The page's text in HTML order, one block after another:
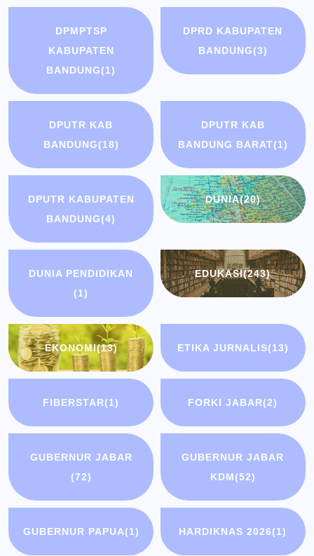
DPMPTSP
KABUPATEN
BANDUNG(1)
DPRD KABUPATEN
BANDUNG(3)
DPUTR KAB
BANDUNG(18)
DPUTR KAB
BANDUNG BARAT(1)
DPUTR KABUPATEN
BANDUNG(4)
DUNIA(20)
DUNIA PENDIDIKAN
(1)
EDUKASI(243)
EKONOMI(13) ETIKA JURNALIS(13)
FIBERSTAR(1) FORKI JABAR(2)
GUBERNUR JABAR
(72)
GUBERNUR JABAR
KDM(52)
GUBERNUR PAPUA(1) HARDIKNAS 2026(1)